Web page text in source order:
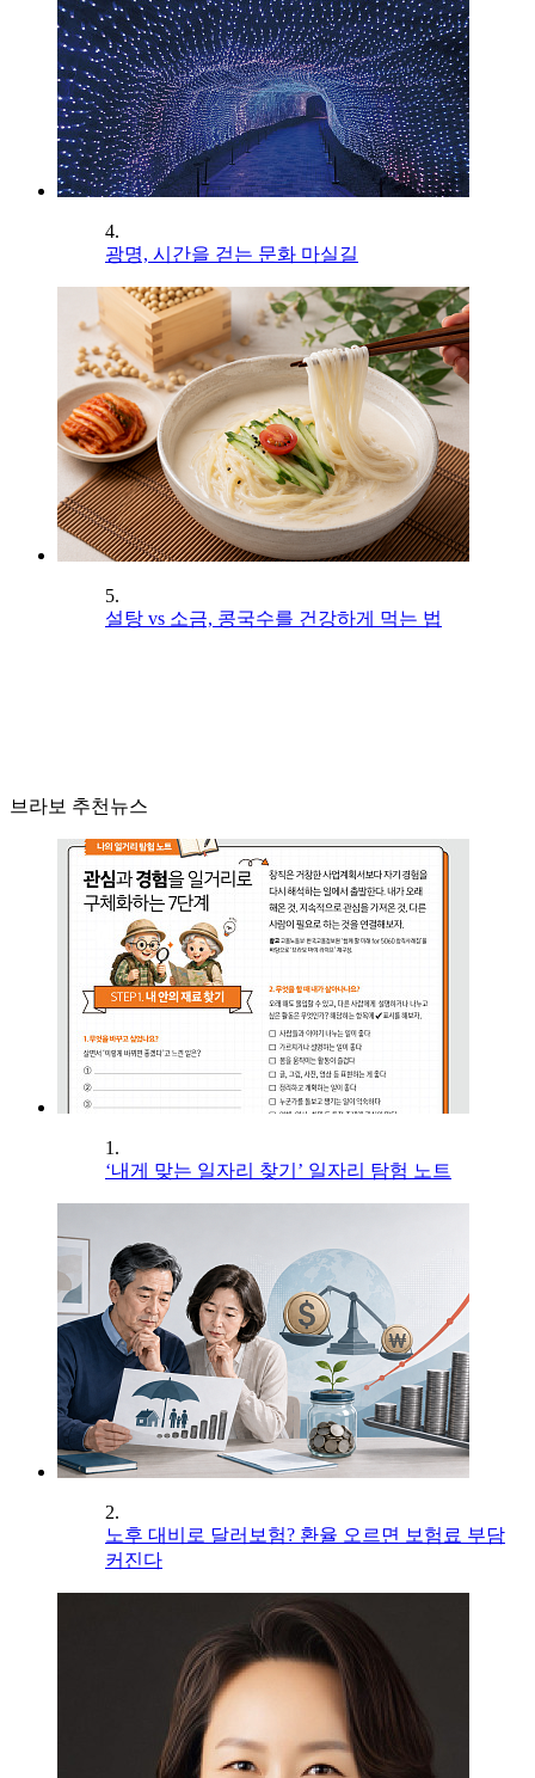
4.
광명, 시간을 걷는 문화 마실길
5.
설탕 vs 소금, 콩국수를 건강하게 먹는 법
브라보 추천뉴스
1.
‘내게 맞는 일자리 찾기’ 일자리 탐험 노트
2.
노후 대비로 달러보험? 환율 오르면 보험료 부담
커진다